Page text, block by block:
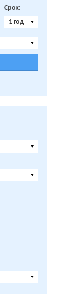
Срок:
1 год